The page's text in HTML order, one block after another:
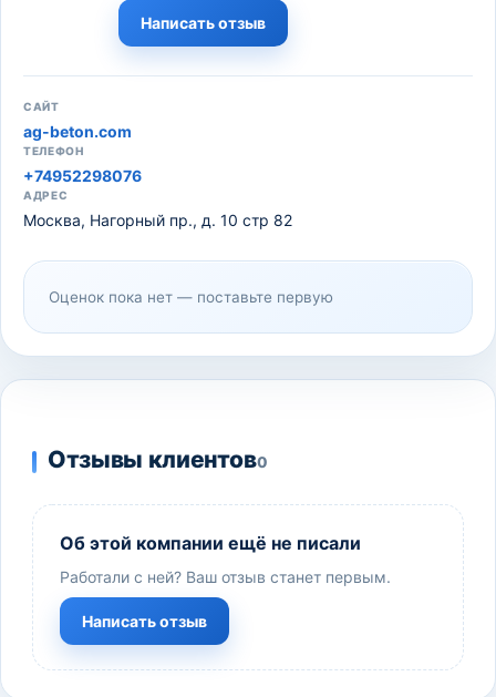
Написать отзыв
САЙТ
ag-beton.com
ТЕЛЕФОН
+74952298076
АДРЕС
Москва, Нагорный пр., д. 10 стр 82
Оценок пока нет — поставьте первую
Отзывы клиентов0
Об этой компании ещё не писали
Работали с ней? Ваш отзыв станет первым.
Написать отзыв